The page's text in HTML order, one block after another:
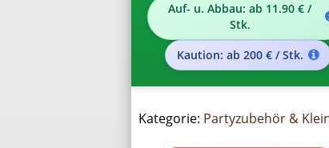
Auf- u. Abbau: ab 11.90 € /
Stk.
Kaution: ab 200 € / Stk.
Kategorie: Partyzubehör &